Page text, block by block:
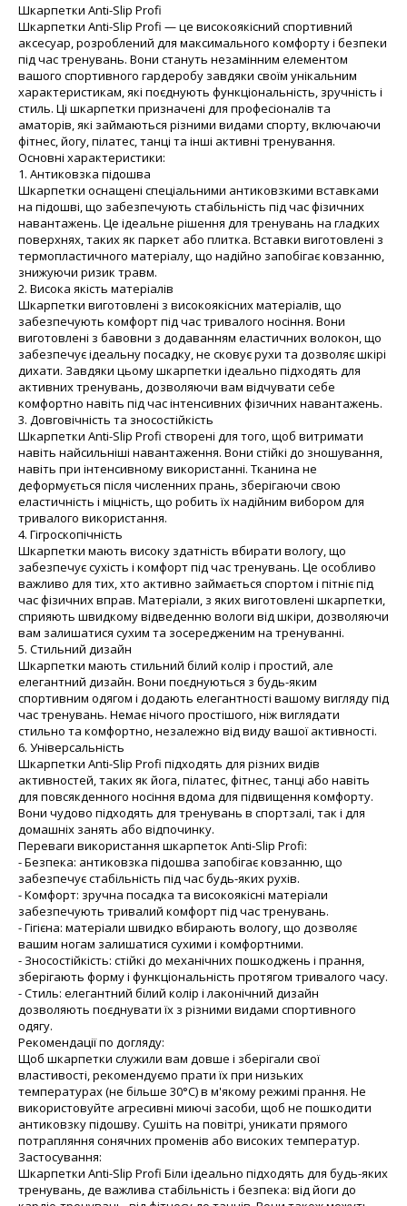
Шкарпетки Anti-Slip Profi
Шкарпетки Anti-Slip Profi — це високоякісний спортивний
аксесуар, розроблений для максимального комфорту і безпеки
під час тренувань. Вони стануть незамінним елементом
вашого спортивного гардеробу завдяки своїм унікальним
характеристикам, які поєднують функціональність, зручність і
стиль. Ці шкарпетки призначені для професіоналів та
аматорів, які займаються різними видами спорту, включаючи
фітнес, йогу, пілатес, танці та інші активні тренування.
Основні характеристики:
1. Антиковзка підошва
Шкарпетки оснащені спеціальними антиковзкими вставками
на підошві, що забезпечують стабільність під час фізичних
навантажень. Це ідеальне рішення для тренувань на гладких
поверхнях, таких як паркет або плитка. Вставки виготовлені з
термопластичного матеріалу, що надійно запобігає ковзанню,
знижуючи ризик травм.
2. Висока якість матеріалів
Шкарпетки виготовлені з високоякісних матеріалів, що
забезпечують комфорт під час тривалого носіння. Вони
виготовлені з бавовни з додаванням еластичних волокон, що
забезпечує ідеальну посадку, не сковує рухи та дозволяє шкірі
дихати. Завдяки цьому шкарпетки ідеально підходять для
активних тренувань, дозволяючи вам відчувати себе
комфортно навіть під час інтенсивних фізичних навантажень.
3. Довговічність та зносостійкість
Шкарпетки Anti-Slip Profi створені для того, щоб витримати
навіть найсильніші навантаження. Вони стійкі до зношування,
навіть при інтенсивному використанні. Тканина не
деформується після численних прань, зберігаючи свою
еластичність і міцність, що робить їх надійним вибором для
тривалого використання.
4. Гігроскопічність
Шкарпетки мають високу здатність вбирати вологу, що
забезпечує сухість і комфорт під час тренувань. Це особливо
важливо для тих, хто активно займається спортом і пітніє під
час фізичних вправ. Матеріали, з яких виготовлені шкарпетки,
сприяють швидкому відведенню вологи від шкіри, дозволяючи
вам залишатися сухим та зосередженим на тренуванні.
5. Стильний дизайн
Шкарпетки мають стильний білий колір і простий, але
елегантний дизайн. Вони поєднуються з будь-яким
спортивним одягом і додають елегантності вашому вигляду під
час тренувань. Немає нічого простішого, ніж виглядати
стильно та комфортно, незалежно від виду вашої активності.
6. Універсальність
Шкарпетки Anti-Slip Profi підходять для різних видів
активностей, таких як йога, пілатес, фітнес, танці або навіть
для повсякденного носіння вдома для підвищення комфорту.
Вони чудово підходять для тренувань в спортзалі, так і для
домашніх занять або відпочинку.
Переваги використання шкарпеток Anti-Slip Profi:
- Безпека: антиковзка підошва запобігає ковзанню, що
забезпечує стабільність під час будь-яких рухів.
- Комфорт: зручна посадка та високоякісні матеріали
забезпечують тривалий комфорт під час тренувань.
- Гігієна: матеріали швидко вбирають вологу, що дозволяє
вашим ногам залишатися сухими і комфортними.
- Зносостійкість: стійкі до механічних пошкоджень і прання,
зберігають форму і функціональність протягом тривалого часу.
- Стиль: елегантний білий колір і лаконічний дизайн
дозволяють поєднувати їх з різними видами спортивного
одягу.
Рекомендації по догляду:
Щоб шкарпетки служили вам довше і зберігали свої
властивості, рекомендуємо прати їх при низьких
температурах (не більше 30°C) в м'якому режимі прання. Не
використовуйте агресивні миючі засоби, щоб не пошкодити
антиковзку підошву. Сушіть на повітрі, уникати прямого
потрапляння сонячних променів або високих температур.
Застосування:
Шкарпетки Anti-Slip Profi Біли ідеально підходять для будь-яких
тренувань, де важлива стабільність і безпека: від йоги до